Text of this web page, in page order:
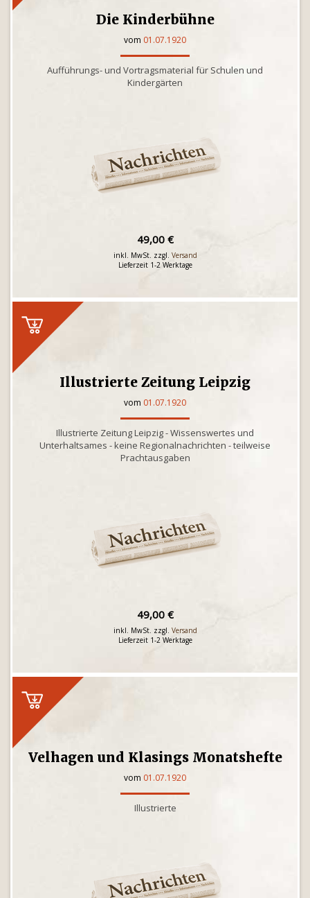
Die Kinderbühne
vom 01.07.1920
Aufführungs- und Vortragsmaterial für Schulen und
Kindergärten
49,00 €
inkl. MwSt. zzgl. Versand
Lieferzeit 1-2 Werktage
Illustrierte Zeitung Leipzig
vom 01.07.1920
Illustrierte Zeitung Leipzig - Wissenswertes und
Unterhaltsames - keine Regionalnachrichten - teilweise
Prachtausgaben
49,00 €
inkl. MwSt. zzgl. Versand
Lieferzeit 1-2 Werktage
Velhagen und Klasings Monatshefte
vom 01.07.1920
Illustrierte